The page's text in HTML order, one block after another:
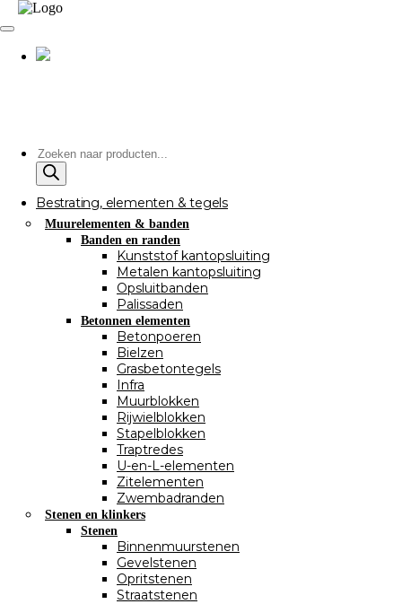
Producten
zoeken
Bestrating, elementen & tegels
Muurelementen & banden
Banden en randen
Kunststof kantopsluiting
Metalen kantopsluiting
Opsluitbanden
Palissaden
Betonnen elementen
Betonpoeren
Bielzen
Grasbetontegels
Infra
Muurblokken
Rijwielblokken
Stapelblokken
Traptredes
U-en-L-elementen
Zitelementen
Zwembadranden
Stenen en klinkers
Stenen
Binnenmuurstenen
Gevelstenen
Opritstenen
Straatstenen